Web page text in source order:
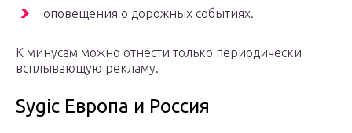
оповещения о дорожных событиях.
К минусам можно отнести только периодически
всплывающую рекламу.
Sygic Европа и Россия